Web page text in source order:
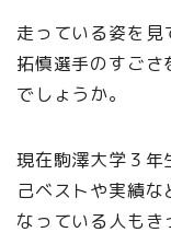
走っている姿を
拓慎選手のすご
でしょうか。
現在駒澤大学３年
己ベストや実績
なっている人もき